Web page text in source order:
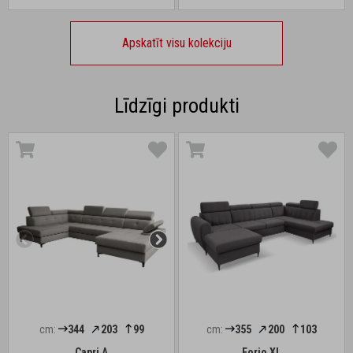
Apskatīt visu kolekciju
Līdzīgi produkti
cm: 344 203
99
cm: 355 200
103